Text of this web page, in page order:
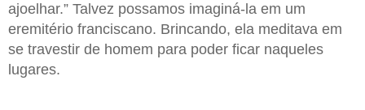
ajoelhar.” Talvez possamos imaginá-la em um
eremitério franciscano. Brincando, ela meditava em
se travestir de homem para poder ficar naqueles
lugares.